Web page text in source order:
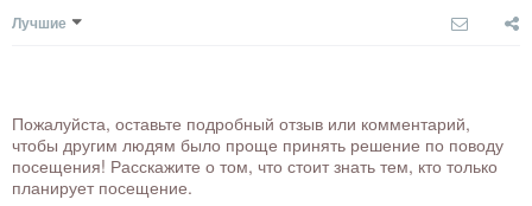
Лучшие
Пожалуйста, оставьте подробный отзыв или комментарий,
чтобы другим людям было проще принять решение по поводу
посещения! Расскажите о том, что стоит знать тем, кто только
планирует посещение.